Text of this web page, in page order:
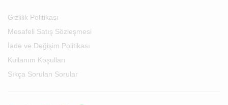
Gizlilik Politikası
Mesafeli Satış Sözleşmesi
İade ve Değişim Politikası
Kullanım Koşulları
Sıkça Sorulan Sorular